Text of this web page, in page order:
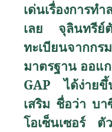
เด่นเรื่องการท
เลย จุลินทรีย์
ทะเบียนจากก
มาตรฐาน ออแ
GAP ได้ง่ายขึ้
เสริม ชื่อว่า บ
โอเซ็นเซอร์ ตั